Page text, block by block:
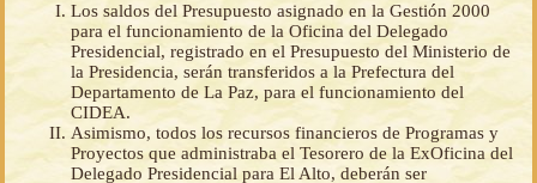
Los saldos del Presupuesto asignado en la Gestión 2000
para el funcionamiento de la Oficina del Delegado
Presidencial, registrado en el Presupuesto del Ministerio de
la Presidencia, serán transferidos a la Prefectura del
Departamento de La Paz, para el funcionamiento del
CIDEA.
Asimismo, todos los recursos financieros de Programas y
Proyectos que administraba el Tesorero de la ExOficina del
Delegado Presidencial para El Alto, deberán ser